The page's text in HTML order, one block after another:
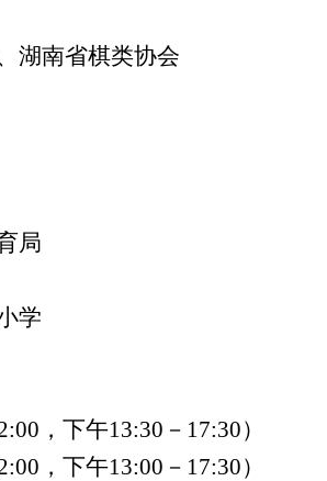
湖南省棋类协会
局
学
，下午13:30－17:30）
，下午13:00－17:30）